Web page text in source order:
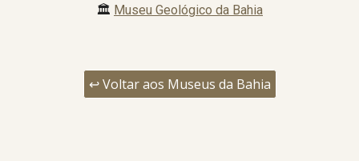
🏛️ Museu Geológico da Bahia
↩️ Voltar aos Museus da Bahia